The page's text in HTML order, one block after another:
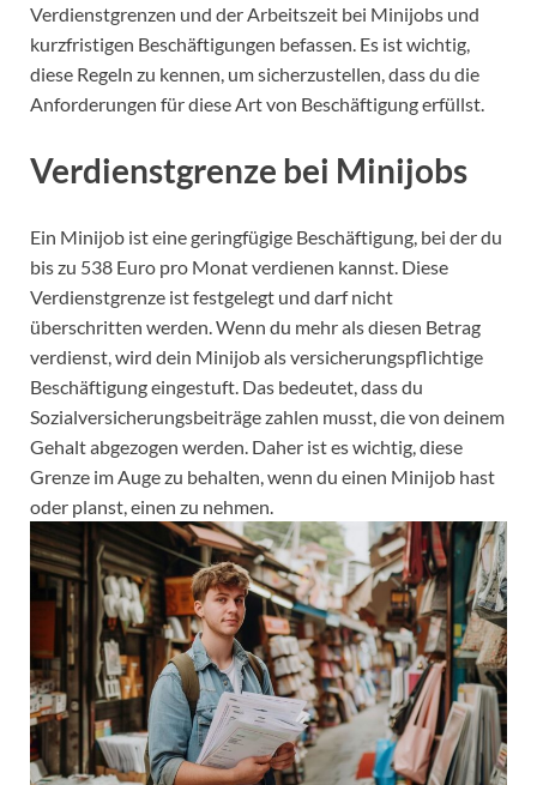
Verdienstgrenzen und der Arbeitszeit bei Minijobs und
kurzfristigen Beschäftigungen befassen. Es ist wichtig,
diese Regeln zu kennen, um sicherzustellen, dass du die
Anforderungen für diese Art von Beschäftigung erfüllst.
Verdienstgrenze bei Minijobs
Ein Minijob ist eine geringfügige Beschäftigung, bei der du
bis zu 538 Euro pro Monat verdienen kannst. Diese
Verdienstgrenze ist festgelegt und darf nicht
überschritten werden. Wenn du mehr als diesen Betrag
verdienst, wird dein Minijob als versicherungspflichtige
Beschäftigung eingestuft. Das bedeutet, dass du
Sozialversicherungsbeiträge zahlen musst, die von deinem
Gehalt abgezogen werden. Daher ist es wichtig, diese
Grenze im Auge zu behalten, wenn du einen Minijob hast
oder planst, einen zu nehmen.